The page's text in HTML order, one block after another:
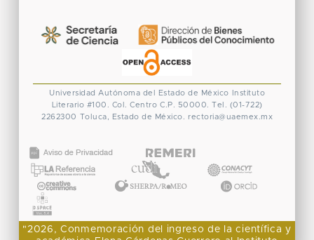
Universidad Autónoma del Estado de México
Instituto
Literario #100. Col. Centro C.P. 50000. Tel. (01-722)
2262300 Toluca, Estado de México. rectoria@uaemex.mx
"2026, Conmemoración del ingreso de la científica y